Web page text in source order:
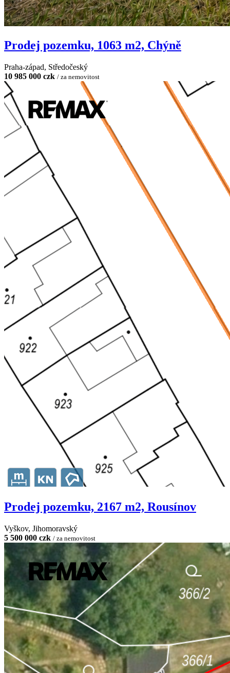
Prodej pozemku, 1063 m2, Chýně
Praha-západ, Středočeský
10 985 000 czk / za nemovitost
Prodej pozemku, 2167 m2, Rousínov
Vyškov, Jihomoravský
5 500 000 czk / za nemovitost